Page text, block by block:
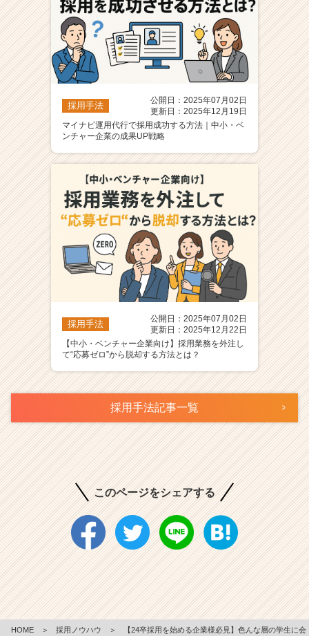
採用手法
公開日：2025年07月02日
更新日：2025年12月19日
マイナビ運用代行で採用成功する方法｜中小・ベ
ンチャー企業の成果UP戦略
採用手法
公開日：2025年07月02日
更新日：2025年12月22日
【中小・ベンチャー企業向け】採用業務を外注し
て“応募ゼロ”から脱却する方法とは？
採用手法記事一覧
このページをシェアする
HOME ＞ 採用ノウハウ ＞
【24卒採用を始める企業様必見】色んな層の学生に会